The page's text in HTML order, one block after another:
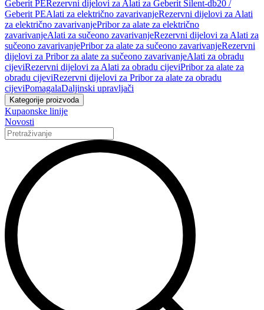
Geberit PERezervni dijelovi za Alati za Geberit Silent-db20 /
Geberit PEAlati za električno zavarivanjeRezervni dijelovi za Alati
za električno zavarivanjePribor za alate za električno
zavarivanjeAlati za sučeono zavarivanjeRezervni dijelovi za Alati za
sučeono zavarivanjePribor za alate za sučeono zavarivanjeRezervni
dijelovi za Pribor za alate za sučeono zavarivanjeAlati za obradu
cijeviRezervni dijelovi za Alati za obradu cijeviPribor za alate za
obradu cijeviRezervni dijelovi za Pribor za alate za obradu
cijeviPomagalaDaljinski upravljači
Kategorije proizvoda
Kupaonske linije
Novosti